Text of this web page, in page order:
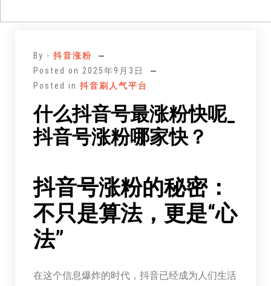
By - 抖音涨粉
Posted on 2025年9月3日
Posted in 抖音刷人气平台
什么抖音号最涨粉快呢_
抖音号涨粉哪家快？
抖音号涨粉的秘密：
不只是算法，更是“心
法”
在这个信息爆炸的时代，抖音已经成为人们生活